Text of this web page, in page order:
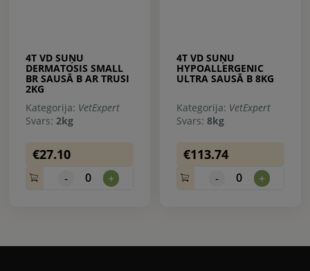
4T VD SUŅU
DERMATOSIS SMALL
BR SAUSĀ B AR TRUSI
2KG
Kategorija: VetExpert
Svars: 2kg
€27.10
- 0 +
4T VD SUŅU
HYPOALLERGENIC
ULTRA SAUSĀ B 8KG
Kategorija: VetExpert
Svars: 8kg
€113.74
- 0 +